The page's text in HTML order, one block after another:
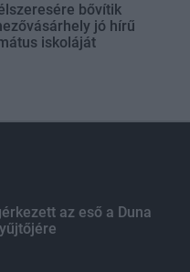
bővítik
jó hírű
iskoláját
az eső a Duna